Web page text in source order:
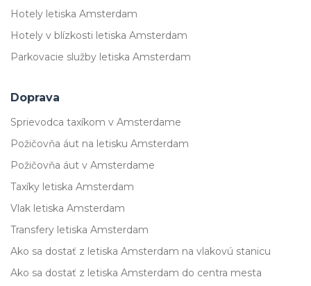
Hotely letiska Amsterdam
Hotely v blízkosti letiska Amsterdam
Parkovacie služby letiska Amsterdam
Doprava
Sprievodca taxíkom v Amsterdame
Požičovňa áut na letisku Amsterdam
Požičovňa áut v Amsterdame
Taxíky letiska Amsterdam
Vlak letiska Amsterdam
Transfery letiska Amsterdam
Ako sa dostať z letiska Amsterdam na vlakovú stanicu
Ako sa dostať z letiska Amsterdam do centra mesta